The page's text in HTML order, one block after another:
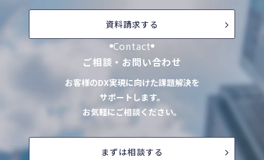
資料請求する
Contact
ご相談・お問い合わせ
お客様のDX実現に向けた課題解決を
サポートします。
お気軽にご相談ください。
まずは相談する